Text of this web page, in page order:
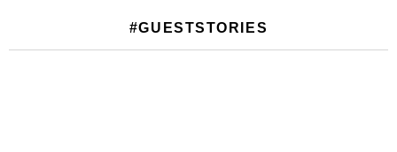
#GUESTSTORIES